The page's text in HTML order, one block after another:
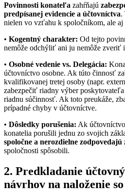
Povinnosti konateľa zahŕňajú
predpísanej evidencie a účtovníctva.
nielen vo vzťahu k spoločníkom, ale
• Kogentný charakter: Od tejto
nemôže odchýliť ani ju nemôže zveriť
• Osobné vedenie vs. Delegácia:
účtovníctvo osobne. Ak túto činnosť
kvalifikovanej tretej osoby (napr.
zabezpečiť riadny výber
riadnu súčinnosť. Ak toto preukáže,
prípadné chyby v účtovníctve.
• Dôsledky porušenia: Ak
konatelia porušili jednu zo svojich
spoločne a nerozdielne zodpovedajú
spoločnosti spôsobili.
2. Predkladanie
návrhov na naloženie